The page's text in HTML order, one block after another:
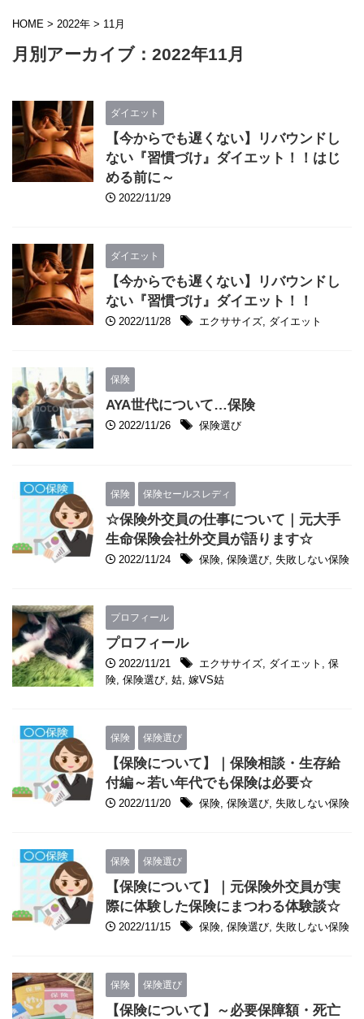
HOME > 2022年 > 11月
月別アーカイブ：2022年11月
ダイエット
【今からでも遅くない】リバウンドし
ない『習慣づけ』ダイエット！！はじ
める前に～
2022/11/29
ダイエット
【今からでも遅くない】リバウンドし
ない『習慣づけ』ダイエット！！
2022/11/28 エクササイズ, ダイエット
保険
AYA世代について…保険
2022/11/26 保険選び
保険 保険セールスレディ
☆保険外交員の仕事について｜元大手
生命保険会社外交員が語ります☆
2022/11/24 保険, 保険選び, 失敗しない保険
プロフィール
プロフィール
2022/11/21 エクササイズ, ダイエット , 保
険, 保険選び, 姑, 嫁VS姑
保険 保険選び
【保険について】｜保険相談・生存給
付編～若い年代でも保険は必要☆
2022/11/20 保険, 保険選び, 失敗しない保険
保険 保険選び
【保険について】｜元保険外交員が実
際に体験した保険にまつわる体験談☆
2022/11/15 保険, 保険選び, 失敗しない保険
保険 保険選び
【保険について】～必要保障額・死亡